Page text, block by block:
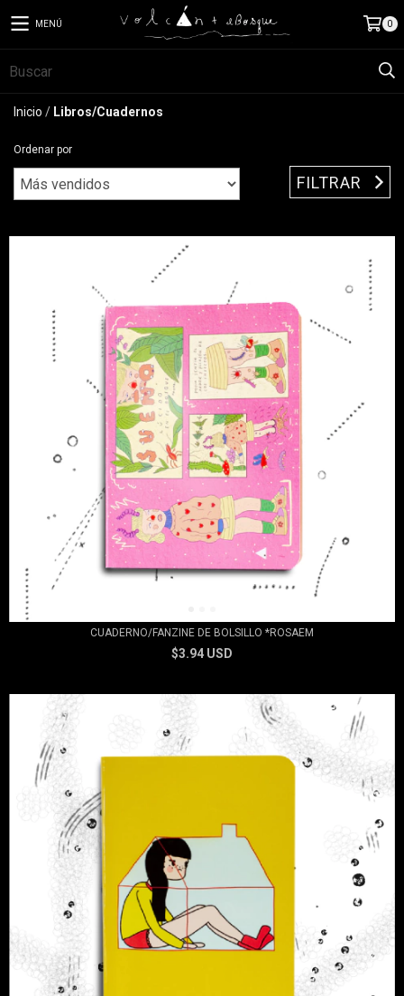
MENÚ 0
Inicio / Libros/Cuadernos
Ordenar por
FILTRAR
CUADERNO/FANZINE DE BOLSILLO *ROSAEM
$3.94 USD